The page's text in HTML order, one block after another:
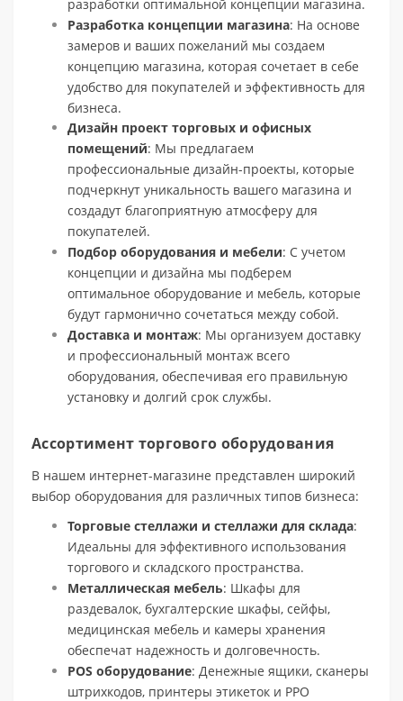
разработки оптимальной концепции магазина.
Разработка концепции магазина: На основе
замеров и ваших пожеланий мы создаем
концепцию магазина, которая сочетает в себе
удобство для покупателей и эффективность для
бизнеса.
Дизайн проект торговых и офисных
помещений: Мы предлагаем
профессиональные дизайн-проекты, которые
подчеркнут уникальность вашего магазина и
создадут благоприятную атмосферу для
покупателей.
Подбор оборудования и мебели: С учетом
концепции и дизайна мы подберем
оптимальное оборудование и мебель, которые
будут гармонично сочетаться между собой.
Доставка и монтаж: Мы организуем доставку
и профессиональный монтаж всего
оборудования, обеспечивая его правильную
установку и долгий срок службы.
Ассортимент торгового оборудования
В нашем интернет-магазине представлен широкий
выбор оборудования для различных типов бизнеса:
Торговые стеллажи и стеллажи для склада:
Идеальны для эффективного использования
торгового и складского пространства.
Металлическая мебель: Шкафы для
раздевалок, бухгалтерские шкафы, сейфы,
медицинская мебель и камеры хранения
обеспечат надежность и долговечность.
POS оборудование: Денежные ящики, сканеры
штрихкодов, принтеры этикеток и РРО